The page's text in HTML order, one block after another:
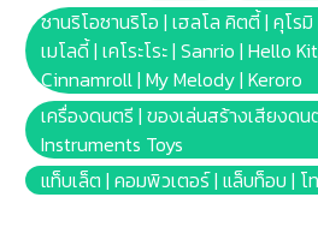
สินค้าอาจมีการเปลี่ยนแปลงลวดล
แพ็คเกจโดยร้านฯอาจไม่สามารถแจ้ง
ของผลิตภัณฑ์ที่แสดงบนเว็บไซต์อาจ
การตั้งค่าการแสดงผลสีของแต่ละห
คำเตือน/ข้อห้าม:
ห้ามแยกชิ้นส่วนออกจากกัน ชิ้นส่วน
ซานริโอซานริโอ | เฮลโล คิตตี้ | คุโร
เมโลดี้ | เคโระโระ | Sanrio | Hello
Cinnamroll | My Melody | Keroro
เครื่องดนตรี | ของเล่นสร้างเสียงดน
Instruments Toys
แท็บเล็ต | คอมพิวเตอร์ | แล็บท็อบ |